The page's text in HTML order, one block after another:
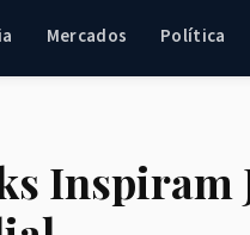
Mercados Política
Inspiram